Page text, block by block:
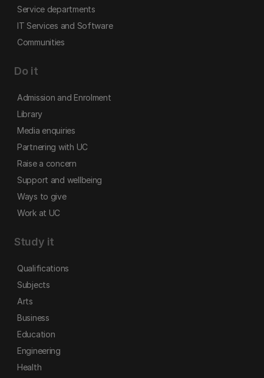
Service departments
IT Services and Software
Communities
Do it
Admission and Enrolment
Library
Media enquiries
Partnering with UC
Raise a concern
Support and wellbeing
Ways to give
Work at UC
Study it
Qualifications
Subjects
Arts
Business
Education
Engineering
Health